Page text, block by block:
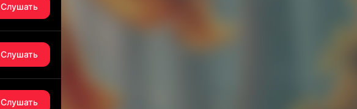
Слушать
Слушать
Слушать